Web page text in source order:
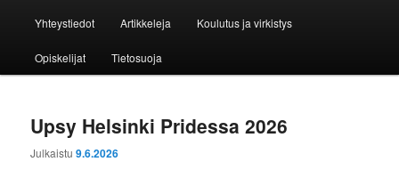
Yhteystiedot Artikkeleja Koulutus ja virkistys
Opiskelijat Tietosuoja
Upsy Helsinki Pridessa 2026
Julkaistu9.6.2026